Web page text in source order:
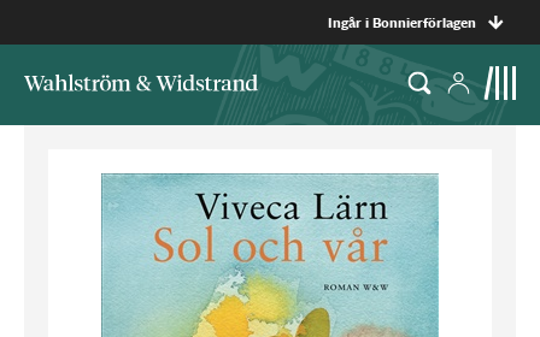
Ingår i Bonnierförlagen